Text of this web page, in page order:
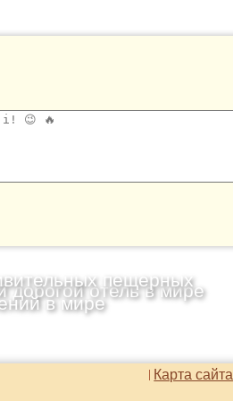
дорогой отель в мире
пещерных
в мире
Карта сайта